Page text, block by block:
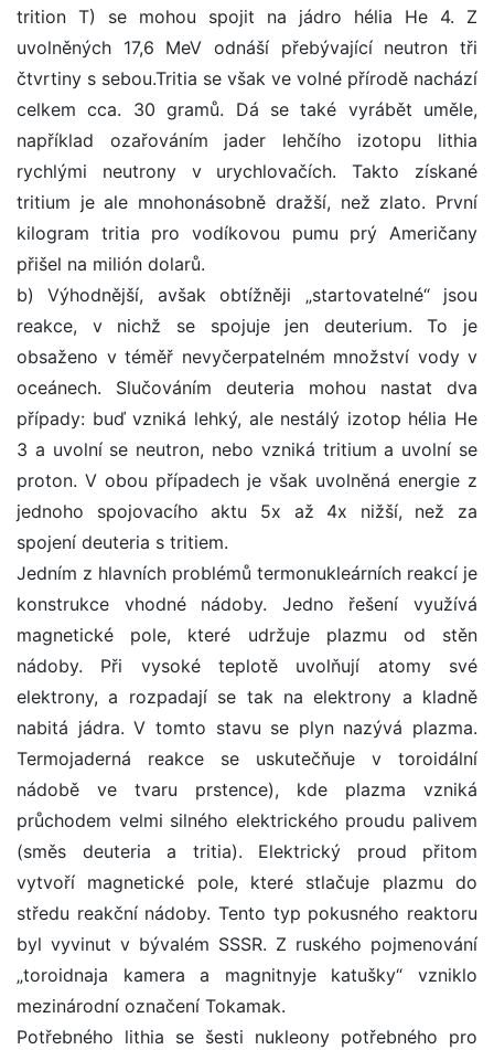
trition T) se mohou spojit na jádro hélia He 4. Z
uvolněných 17,6 MeV odnáší přebývající neutron tři
čtvrtiny s sebou.Tritia se však ve volné přírodě nachází
celkem cca. 30 gramů. Dá se také vyrábět uměle,
například ozařováním jader lehčího izotopu lithia
rychlými neutrony v urychlovačích. Takto získané
tritium je ale mnohonásobně dražší, než zlato. První
kilogram tritia pro vodíkovou pumu prý Američany
přišel na milión dolarů.
b) Výhodnější, avšak obtížněji „startovatelné“ jsou
reakce, v nichž se spojuje jen deuterium. To je
obsaženo v téměř nevyčerpatelném množství vody v
oceánech. Slučováním deuteria mohou nastat dva
případy: buď vzniká lehký, ale nestálý izotop hélia He
3 a uvolní se neutron, nebo vzniká tritium a uvolní se
proton. V obou případech je však uvolněná energie z
jednoho spojovacího aktu 5x až 4x nižší, než za
spojení deuteria s tritiem.
Jedním z hlavních problémů termonukleárních reakcí je
konstrukce vhodné nádoby. Jedno řešení využívá
magnetické pole, které udržuje plazmu od stěn
nádoby. Při vysoké teplotě uvolňují atomy své
elektrony, a rozpadají se tak na elektrony a kladně
nabitá jádra. V tomto stavu se plyn nazývá plazma.
Termojaderná reakce se uskutečňuje v toroidální
nádobě ve tvaru prstence), kde plazma vzniká
průchodem velmi silného elektrického proudu palivem
(směs deuteria a tritia). Elektrický proud přitom
vytvoří magnetické pole, které stlačuje plazmu do
středu reakční nádoby. Tento typ pokusného reaktoru
byl vyvinut v bývalém SSSR. Z ruského pojmenování
„toroidnaja kamera a magnitnyje katušky“ vzniklo
mezinárodní označení Tokamak.
Potřebného lithia se šesti nukleony potřebného pro